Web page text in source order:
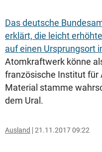
Das deutsche
erklärt, die leicht
auf einen Ursprungsort
Atomkraftwerk könne
französische Institut für
Material stamme
dem Ural.
Ausland 21.11.2017 09:22